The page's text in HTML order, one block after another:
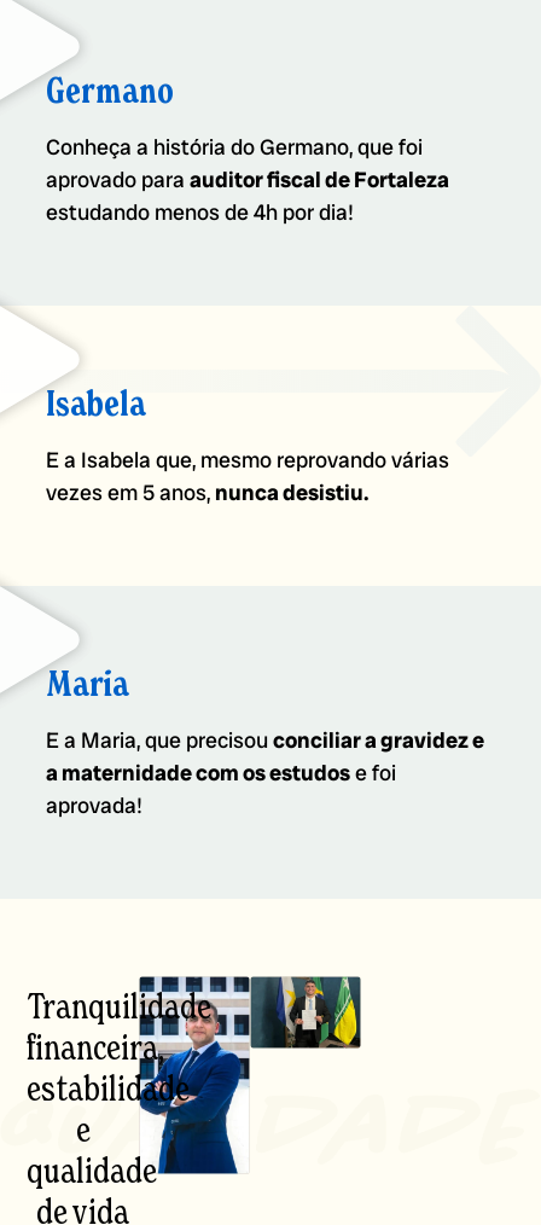
Germano
Conheça a história do Germano, que foi
aprovado paraauditor fiscal de Fortaleza
estudando menos de 4h por dia!
Isabela
E a Isabela que, mesmo reprovando várias
vezes em 5 anos, nunca desistiu.
Maria
E a Maria, que precisouconciliar a gravidez e
a maternidade com os estudose foi
aprovada!
Tranquilidade
financeira,
estabilidade
e
qualidade
de vida